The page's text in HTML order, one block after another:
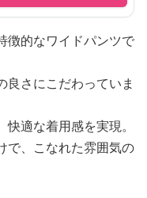
徴的なワイドパンツで
良さにこだわっていま
適な着用感を実現。
で、こなれた雰囲気の